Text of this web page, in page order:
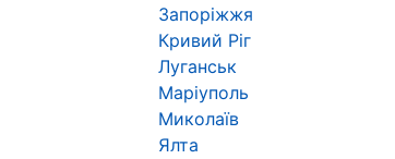
Запоріжжя
Кривий Ріг
Луганськ
Маріуполь
Миколаїв
Ялта